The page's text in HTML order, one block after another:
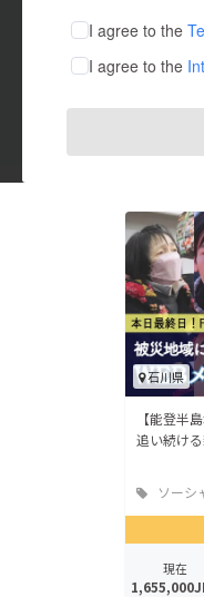
I agree to the
I agree to the
石川県
【能登半
追い続け
ソーシ
ッド
現在